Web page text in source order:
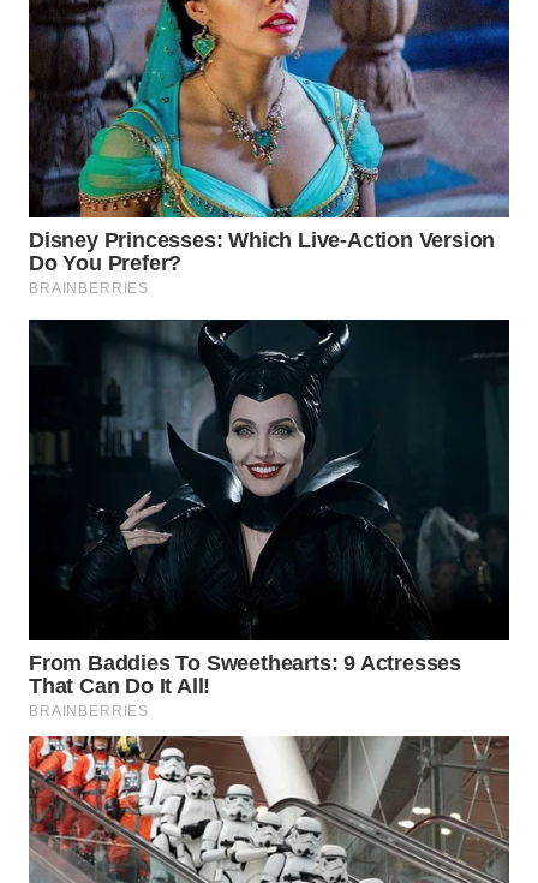
TANGERANG
WN
BINJAI
WN
CIREBON
WN
INDRAMAYU
KUNINGAN
WN
MAJALENGKA
WN
SUBANG
SUKABUMI
WN
WN
PRIANGAN
TIMUR